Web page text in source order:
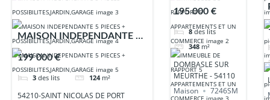
MAISON INDEPENDANTE 5
PIECES +
GE
199 000 €
3 des lits 124 m²
54210-SAINT NICOLAS DE PORT
RAPPORT 5
TS ET UN
COMMERCE
195 000 €
8 des lits
348 m²
DOMBASLE SUR
MEURTHE - 54110
Maison
7246SM